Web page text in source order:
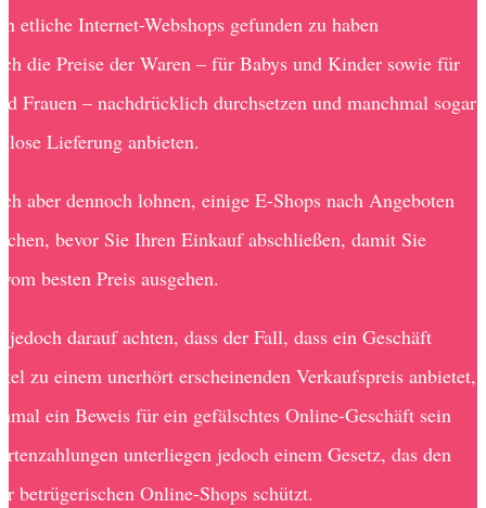
etliche Internet-Webshops gefunden zu haben
die Preise der Waren – für Babys und Kinder sowie für
Frauen – nachdrücklich durchsetzen und manchmal sogar
Lieferung anbieten.
aber dennoch lohnen, einige E-Shops nach Angeboten
bevor Sie Ihren Einkauf abschließen, damit Sie
besten Preis ausgehen.
jedoch darauf achten, dass der Fall, dass ein Geschäft
zu einem unerhört erscheinenden Verkaufspreis anbietet,
ein Beweis für ein gefälschtes Online-Geschäft sein
unterliegen jedoch einem Gesetz, das den
betrügerischen Online-Shops schützt.